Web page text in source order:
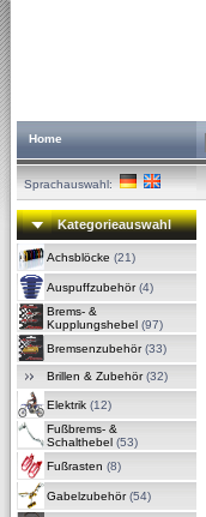
Home
Sprachauswahl:
Kategorieauswahl
Achsblöcke (21)
Auspuffzubehör(4)
Brems- &
Kupplungshebel (97)
Bremsenzubehör(33)
Brillen & Zubehör(32)
Elektrik (12)
Fußbrems- &
Schalthebel (53)
Fußrasten (8)
Gabelzubehör(54)